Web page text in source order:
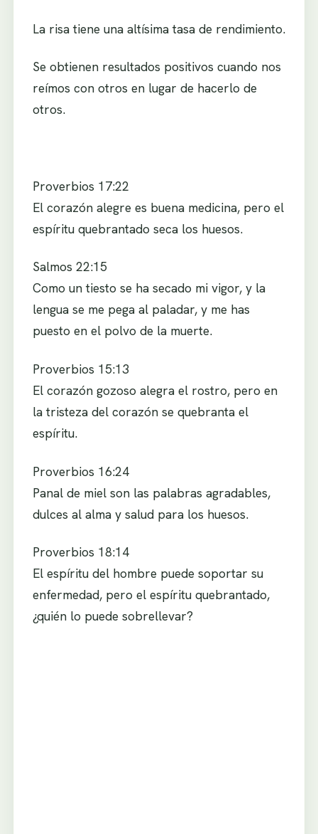
La risa tiene una altísima tasa de rendimiento.
Se obtienen resultados positivos cuando nos
reímos con otros en lugar de hacerlo de
otros.
Proverbios 17:22
El corazón alegre es buena medicina, pero el
espíritu quebrantado seca los huesos.
Salmos 22:15
Como un tiesto se ha secado mi vigor, y la
lengua se me pega al paladar, y me has
puesto en el polvo de la muerte.
Proverbios 15:13
El corazón gozoso alegra el rostro, pero en
la tristeza del corazón se quebranta el
espíritu.
Proverbios 16:24
Panal de miel son las palabras agradables,
dulces al alma y salud para los huesos.
Proverbios 18:14
El espíritu del hombre puede soportar su
enfermedad, pero el espíritu quebrantado,
¿quién lo puede sobrellevar?